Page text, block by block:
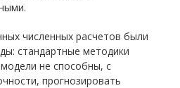
численных расчетов были
стандартные методики
не способны, с
прогнозировать